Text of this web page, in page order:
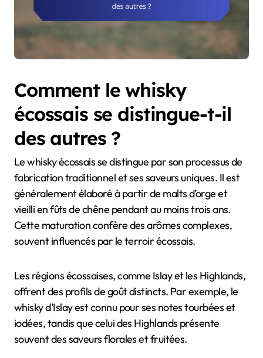
Comment le whisky
écossais se distingue-t-il
des autres ?
Le whisky écossais se distingue par son processus de
fabrication traditionnel et ses saveurs uniques. Il est
généralement élaboré à partir de malts d’orge et
vieilli en fûts de chêne pendant au moins trois ans.
Cette maturation confère des arômes complexes,
souvent influencés par le terroir écossais.
Les régions écossaises, comme Islay et les Highlands,
offrent des profils de goût distincts. Par exemple, le
whisky d’Islay est connu pour ses notes tourbées et
iodées, tandis que celui des Highlands présente
souvent des saveurs florales et fruitées.